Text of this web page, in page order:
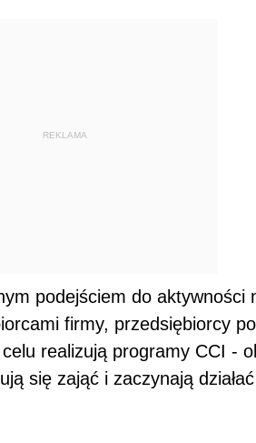
REKLAMA
podejściem do aktywności
firmy, przedsiębiorcy
realizują programy CCI -
się zająć i zaczynają działać